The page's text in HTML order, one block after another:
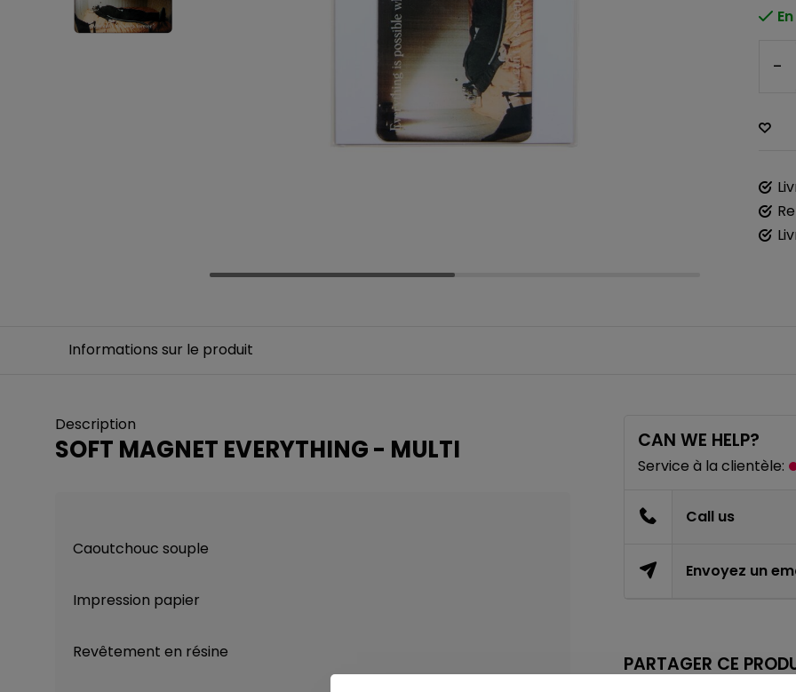
-
Informations sur le produit
Description
SOFT MAGNET EVERYTHING - MULTI
Caoutchouc souple
Impression papier
Revêtement en résine
CAN WE HELP?
Service à la clientèle:
Call us
Envoyez un
PARTAGER CE